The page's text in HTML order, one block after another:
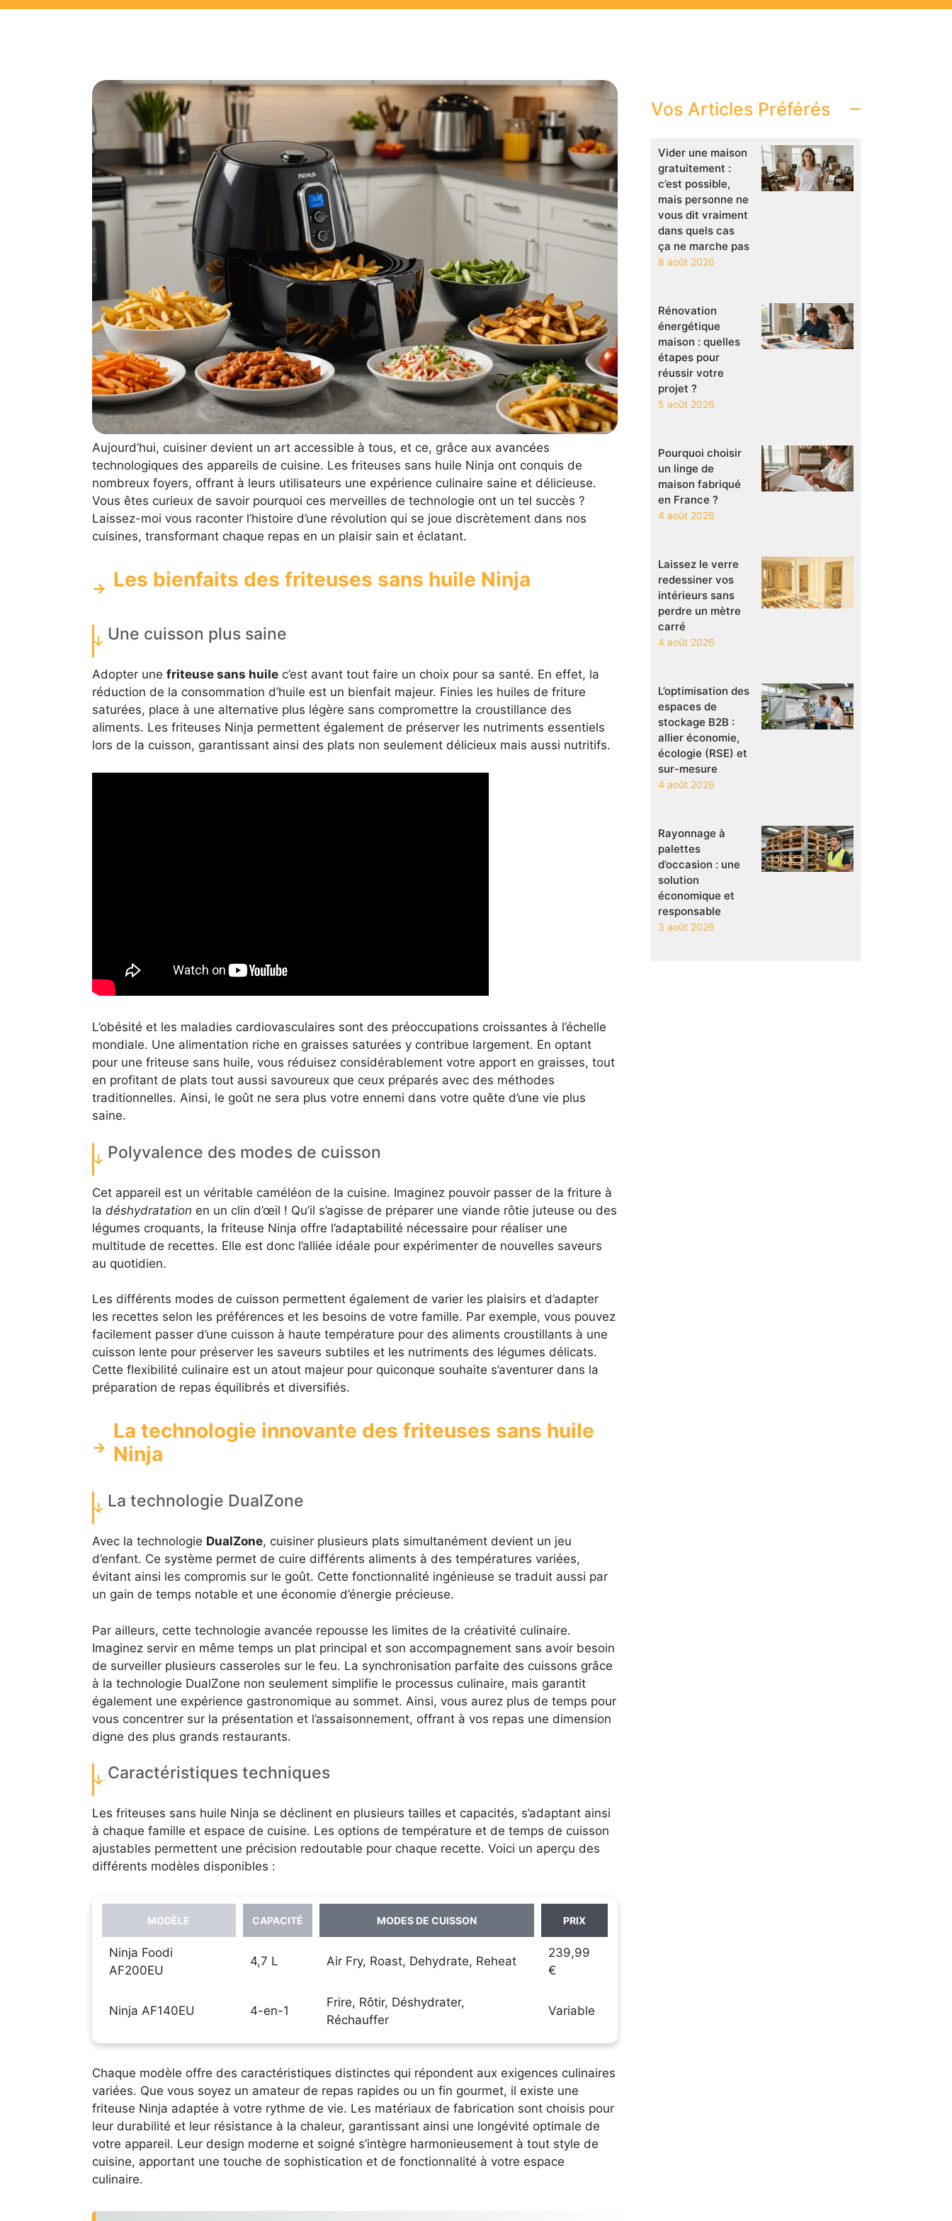
Aujourd’hui, cuisiner devient un art accessible à tous, et ce, grâce aux avancées
technologiques des appareils de cuisine. Les friteuses sans huile Ninja ont conquis de
nombreux foyers, offrant à leurs utilisateurs une expérience culinaire saine et délicieuse.
Vous êtes curieux de savoir pourquoi ces merveilles de technologie ont un tel succès ?
Laissez-moi vous raconter l’histoire d’une révolution qui se joue discrètement dans nos
cuisines, transformant chaque repas en un plaisir sain et éclatant.
Les bienfaits des friteuses sans huile Ninja
Une cuisson plus saine
Adopter une friteuse sans huilec’est avant tout faire un choix pour sa santé. En effet, la
réduction de la consommation d’huile est un bienfait majeur. Finies les huiles de friture
saturées, place à une alternative plus légère sans compromettre la croustillance des
aliments. Les friteuses Ninja permettent également de préserver les nutriments essentiels
lors de la cuisson, garantissant ainsi des plats non seulement délicieux mais aussi nutritifs.
L’obésité et les maladies cardiovasculaires sont des préoccupations croissantes à l’échelle
mondiale. Une alimentation riche en graisses saturées y contribue largement. En optant
pour une friteuse sans huile, vous réduisez considérablement votre apport en graisses, tout
en profitant de plats tout aussi savoureux que ceux préparés avec des méthodes
traditionnelles. Ainsi, le goût ne sera plus votre ennemi dans votre quête d’une vie plus
saine.
Polyvalence des modes de cuisson
Cet appareil est un véritable caméléon de la cuisine. Imaginez pouvoir passer de la friture à
la déshydratation en un clin d’œil ! Qu’il s’agisse de préparer une viande rôtie juteuse ou des
légumes croquants, la friteuse Ninja offre l’adaptabilité nécessaire pour réaliser une
multitude de recettes. Elle est donc l’alliée idéale pour expérimenter de nouvelles saveurs
au quotidien.
Les différents modes de cuisson permettent également de varier les plaisirs et d’adapter
les recettes selon les préférences et les besoins de votre famille. Par exemple, vous pouvez
facilement passer d’une cuisson à haute température pour des aliments croustillants à une
cuisson lente pour préserver les saveurs subtiles et les nutriments des légumes délicats.
Cette flexibilité culinaire est un atout majeur pour quiconque souhaite s’aventurer dans la
préparation de repas équilibrés et diversifiés.
La technologie innovante des friteuses sans huile
Ninja
La technologie DualZone
Avec la technologie DualZone, cuisiner plusieurs plats simultanément devient un jeu
d’enfant. Ce système permet de cuire différents aliments à des températures variées,
évitant ainsi les compromis sur le goût. Cette fonctionnalité ingénieuse se traduit aussi par
un gain de temps notable et une économie d’énergie précieuse.
Par ailleurs, cette technologie avancée repousse les limites de la créativité culinaire.
Imaginez servir en même temps un plat principal et son accompagnement sans avoir besoin
de surveiller plusieurs casseroles sur le feu. La synchronisation parfaite des cuissons grâce
à la technologie DualZone non seulement simplifie le processus culinaire, mais garantit
également une expérience gastronomique au sommet. Ainsi, vous aurez plus de temps pour
vous concentrer sur la présentation et l’assaisonnement, offrant à vos repas une dimension
digne des plus grands restaurants.
Caractéristiques techniques
Les friteuses sans huile Ninja se déclinent en plusieurs tailles et capacités, s’adaptant ainsi
à chaque famille et espace de cuisine. Les options de température et de temps de cuisson
ajustables permettent une précision redoutable pour chaque recette. Voici un aperçu des
différents modèles disponibles :
MODÈLE CAPACITÉ MODES DE CUISSON PRIX
Ninja Foodi
AF200EU
4,7 L Air Fry, Roast, Dehydrate, Reheat
239,99
€
Ninja AF140EU 4-en-1
Frire, Rôtir, Déshydrater,
Réchauffer
Variable
Chaque modèle offre des caractéristiques distinctes qui répondent aux exigences culinaires
variées. Que vous soyez un amateur de repas rapides ou un fin gourmet, il existe une
friteuse Ninja adaptée à votre rythme de vie. Les matériaux de fabrication sont choisis pour
leur durabilité et leur résistance à la chaleur, garantissant ainsi une longévité optimale de
votre appareil. Leur design moderne et soigné s’intègre harmonieusement à tout style de
cuisine, apportant une touche de sophistication et de fonctionnalité à votre espace
culinaire.
Vos Articles Préférés
Vider une maison
gratuitement :
c’est possible,
mais personne ne
vous dit vraiment
dans quels cas
ça ne marche pas
8 août 2026
Rénovation
énergétique
maison : quelles
étapes pour
réussir votre
projet ?
5 août 2026
Pourquoi choisir
un linge de
maison fabriqué
en France ?
4 août 2026
Laissez le verre
redessiner vos
intérieurs sans
perdre un mètre
carré
4 août 2026
L’optimisation des
espaces de
stockage B2B :
allier économie,
écologie (RSE) et
sur-mesure
4 août 2026
Rayonnage à
palettes
d’occasion : une
solution
économique et
responsable
3 août 2026